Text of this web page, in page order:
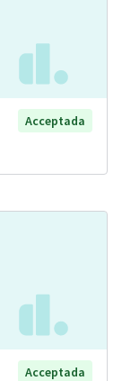
Acceptada
Acceptada